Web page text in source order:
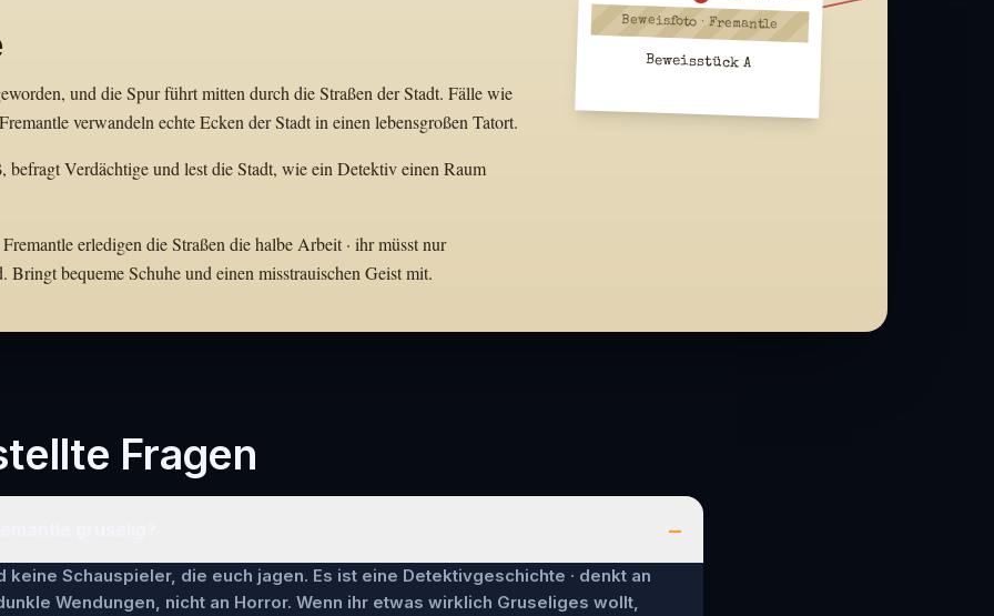
und die Spur führt mitten durch die Straßen der Stadt. Fälle wie
verwandeln echte Ecken der Stadt in einen lebensgroßen Tatort.
Verdächtige und lest die Stadt, wie ein Detektiv einen Raum
erledigen die Straßen die halbe Arbeit · ihr müsst nur
Bringt bequeme Schuhe und einen misstrauischen Geist mit.
Beweisfoto · Fremantle
Beweisstück A
Fragen
–
keine Schauspieler, die euch jagen. Es ist eine Detektivgeschichte · denkt an
Wendungen, nicht an Horror. Wenn ihr etwas wirklich Gruseliges wollt,